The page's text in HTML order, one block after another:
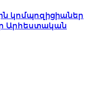
կոմպոզիցիաներ
Արհեստական